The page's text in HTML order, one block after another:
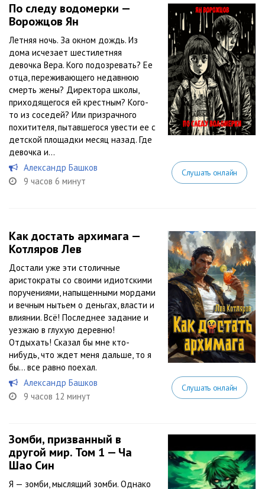
По следу водомерки —
Ворожцов Ян
Летняя ночь. За окном дождь. Из
дома исчезает шестилетняя
девочка Вера. Кого подозревать? Ее
отца, переживающего недавнюю
смерть жены? Директора школы,
приходящегося ей крестным? Кого-
то из соседей? Или призрачного
похитителя, пытавшегося увести ее с
детской площадки месяц назад. Где
девочка и...
Александр Башков
9 часов 6 минут
Слушать онлайн
Как достать архимага —
Котляров Лев
Достали уже эти столичные
аристократы со своими идиотскими
поручениями, напыщенными мордами
и вечным нытьем о деньгах, власти и
влиянии. Всё! Последнее задание и
уезжаю в глухую деревню!
Отдыхать! Сказал бы мне кто-
нибудь, что ждет меня дальше, то я
бы… все равно поехал.
Александр Башков
9 часов 12 минут
Слушать онлайн
Зомби, призванный в
другой мир. Том 1 — Ча
Шао Син
Я — зомби, мыслящий зомби. Однако